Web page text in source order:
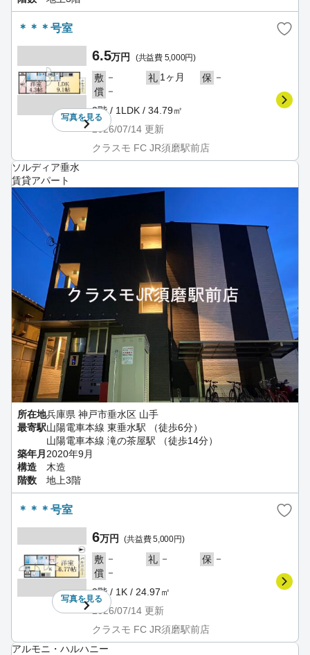
＊＊＊号室
写真を見る
6.5万円 (共益費 5,000円)
敷 － 礼 1ヶ月 保 －
償 －
3階 / 1LDK / 34.79㎡
2026/07/14 更新
クラスモ FC JR須磨駅前店
ソルディア垂水
賃貸アパート
所在地兵庫県 神戸市垂水区 山手
最寄駅山陽電車本線 東垂水駅 （徒歩6分）
山陽電車本線 滝の茶屋駅 （徒歩14分）
築年月 2020年9月
構造
木造
階数
地上3階
＊＊＊号室
写真を見る
6万円 (共益費 5,000円)
敷 － 礼 － 保 －
償 －
3階 / 1K / 24.97㎡
2026/07/14 更新
クラスモ FC JR須磨駅前店
アルモニ・ハルハニー